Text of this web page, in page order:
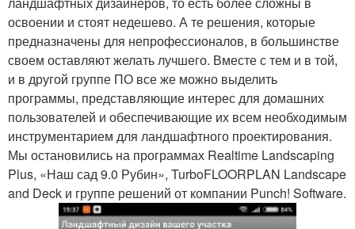
освоении и стоят недешево. А те решения, которые
предназначены для непрофессионалов, в большинстве
своем оставляют желать лучшего. Вместе с тем и в той,
и в другой группе ПО все же можно выделить
программы, представляющие интерес для домашних
пользователей и обеспечивающие их всем необходимым
инструментарием для ландшафтного проектирования.
Мы остановились на программах Realtime Landscaping
Plus, «Наш сад 9.0 Рубин», TurboFLOORPLAN Landscape
and Deck и группе решений от компании Punch! Software.